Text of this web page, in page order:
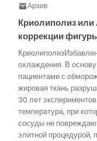
Архив
Криолиполиз или
коррекции
охлаждения. В
пациентами с
жировая ткань
30 лет
температура, при
сосуды не
элитной